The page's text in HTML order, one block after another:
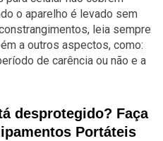
o aparelho é levado sem
leia sempre
a outros aspectos, como:
de carência ou não e a
desprotegido? Faça
Portáteis